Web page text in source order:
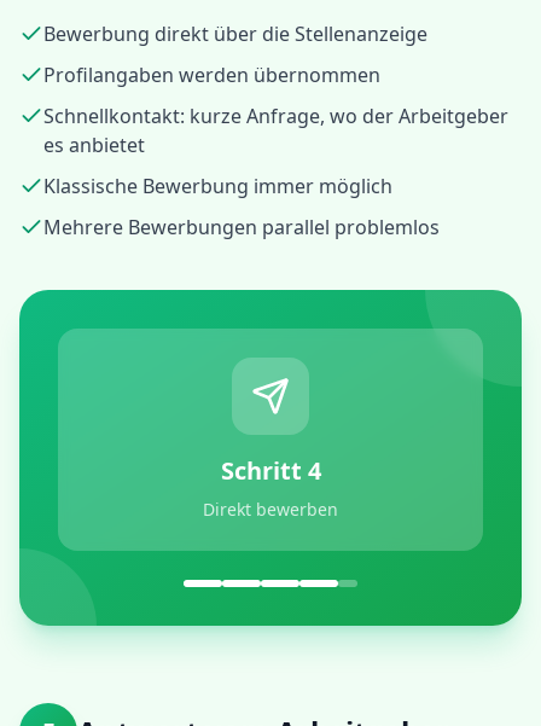
Bewerbung direkt über die Stellenanzeige
Profilangaben werden übernommen
Schnellkontakt: kurze Anfrage, wo der Arbeitgeber
es anbietet
Klassische Bewerbung immer möglich
Mehrere Bewerbungen parallel problemlos
Schritt 4
Direkt bewerben